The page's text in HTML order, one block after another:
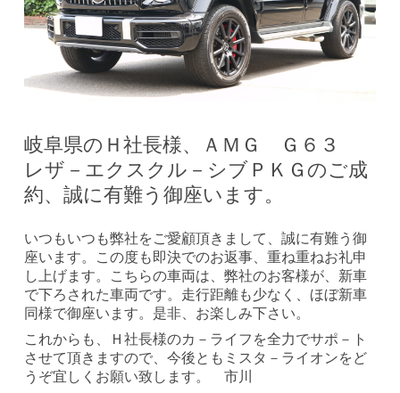
岐阜県のＨ社長様、ＡＭＧ Ｇ６３
レザ－エクスクル－シブＰＫＧのご成
約、誠に有難う御座います。
いつもいつも弊社をご愛顧頂きまして、誠に有難う御
座います。この度も即決でのお返事、重ね重ねお礼申
し上げます。こちらの車両は、弊社のお客様が、新車
で下ろされた車両です。走行距離も少なく、ほぼ新車
同様で御座います。是非、お楽しみ下さい。
これからも、Ｈ社長様のカ－ライフを全力でサポ－ト
させて頂きますので、今後ともミスタ－ライオンをど
うぞ宜しくお願い致します。 市川